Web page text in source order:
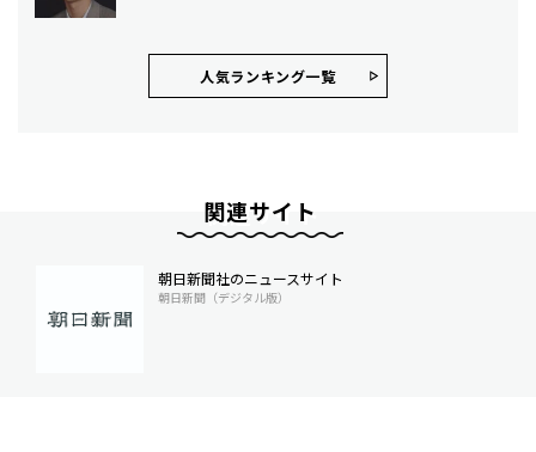
人気ランキング⼀覧
関連サイト
朝日新聞社のニュースサイト
朝日新聞（デジタル版）